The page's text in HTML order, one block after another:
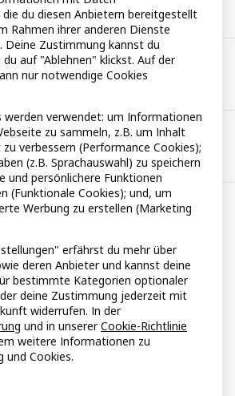
DE
Vösendorf © Inter IKEA Systems B.V. 1999-
du diesen Anbietern bereitgestellt
Rahmen ihrer anderen Dienste
Deine Zustimmung kannst du
auf "Ablehnen" klickst. Auf der
nur notwendige Cookies
werden verwendet: um Informationen
zu sammeln, z.B. um Inhalt
verbessern (Performance Cookies);
(z.B. Sprachauswahl) zu speichern
und persönlichere Funktionen
(Funktionale Cookies); und, um
Werbung zu erstellen (Marketing
erfährst du mehr über
deren Anbieter und kannst deine
bestimmte Kategorien optionaler
deine Zustimmung jederzeit mit
widerrufen. In der
und in unsererCookie-Richtlinie
weitere Informationen zu
und Cookies.